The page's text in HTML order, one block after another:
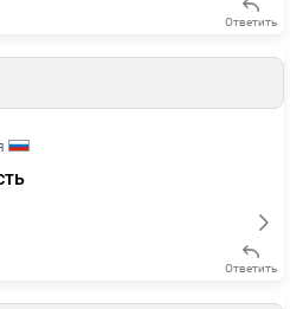
Ответить
Ответить